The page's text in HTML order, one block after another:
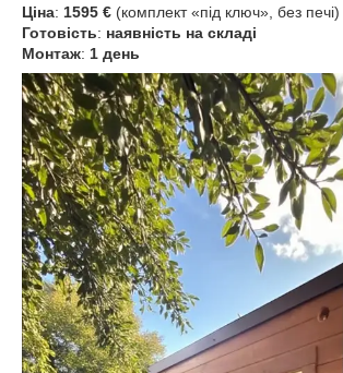
Ціна: 1595 € (комплект «під ключ», без печі)
Готовість: наявність на складі
Монтаж: 1 день